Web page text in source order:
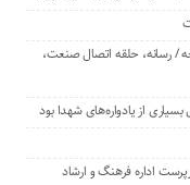
/ رسانه، حلقه اتصال صنعت،
از یادواره‌های شهدا بود
اداره فرهنگ و ارشاد